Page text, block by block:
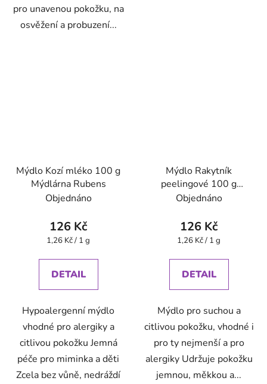
pro unavenou pokožku, na
osvěžení a probuzení...
Mýdlo Kozí mléko 100 g
Mýdlárna Rubens
Objednáno
126 Kč
Měrná
1,26 Kč / 1 g
DETAIL
Hypoalergenní mýdlo
vhodné pro alergiky a
citlivou pokožku Jemná
péče pro miminka a děti
Zcela bez vůně, nedráždí
Mýdlo Rakytník
peelingové 100 g
Mýdlárna Rubens
Objednáno
126 Kč
Měrná
1,26 Kč / 1 g
DETAIL
Mýdlo pro suchou a
citlivou pokožku, vhodné i
pro ty nejmenší a pro
alergiky Udržuje pokožku
jemnou, měkkou a...